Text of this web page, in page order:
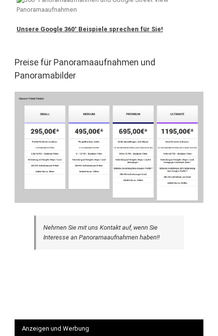
Unsere Google 360° Beispiele sprechen für Sie!
Preise für Panoramaaufnahmen und
Panoramabilder
Nehmen Sie mit uns Kontakt auf, wenn Sie
Interesse an Panoramaaufnahmen haben!!
Anzeigen und Werbung